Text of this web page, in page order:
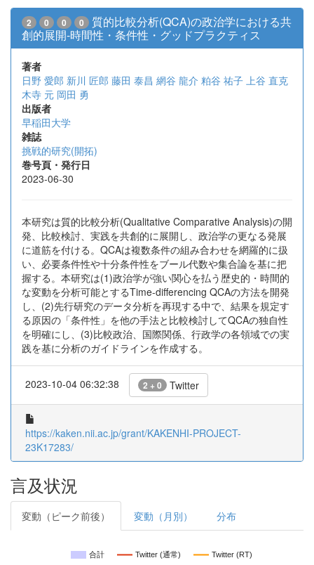
2 0 0 0
質的比較分析(QCA)の政治学における共
創的展開-時間性・条件性・グッドプラクティス
著者
日野 愛郎 新川 匠郎 藤田 泰昌 網谷 龍介 粕谷 祐子 上谷 直克
木寺 元 岡田 勇
出版者
早稲田大学
雑誌
挑戦的研究(開拓)
巻号頁・発行日
2023-06-30
本研究は質的比較分析(Qualitative Comparative Analysis)の開
発、比較検討、実践を共創的に展開し、政治学の更なる発展
に道筋を付ける。QCAは複数条件の組み合わせを網羅的に扱
い、必要条件性や十分条件性をブール代数や集合論を基に把
握する。本研究は(1)政治学が強い関心を払う歴史的・時間的
な変動を分析可能とするTime-differencing QCAの方法を開発
し、(2)先行研究のデータ分析を再現する中で、結果を規定す
る原因の「条件性」を他の手法と比較検討してQCAの独自性
を明確にし、(3)比較政治、国際関係、行政学の各領域での実
践を基に分析のガイドラインを作成する。
2023-10-04 06:32:38 2 + 0 Twitter
https://kaken.nii.ac.jp/grant/KAKENHI-PROJECT-
23K17283/
言及状況
変動（ピーク前後） 変動（月別） 分布
合計 Twitter (通常) Twitter (RT)